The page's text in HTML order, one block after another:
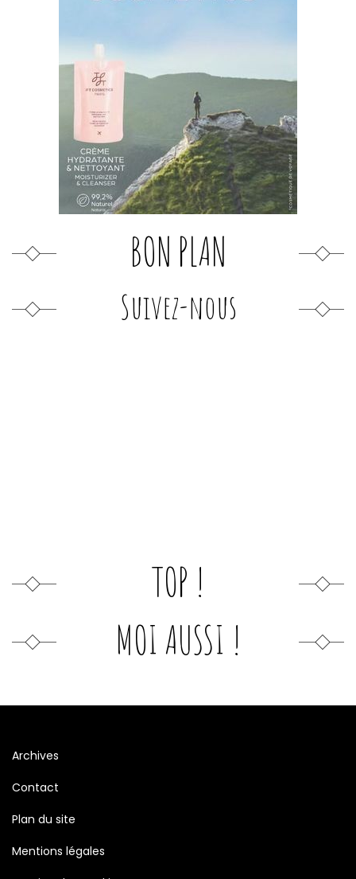
BON PLAN
Suivez-nous
TOP !
MOI AUSSI !
Archives
Contact
Plan du site
Mentions légales